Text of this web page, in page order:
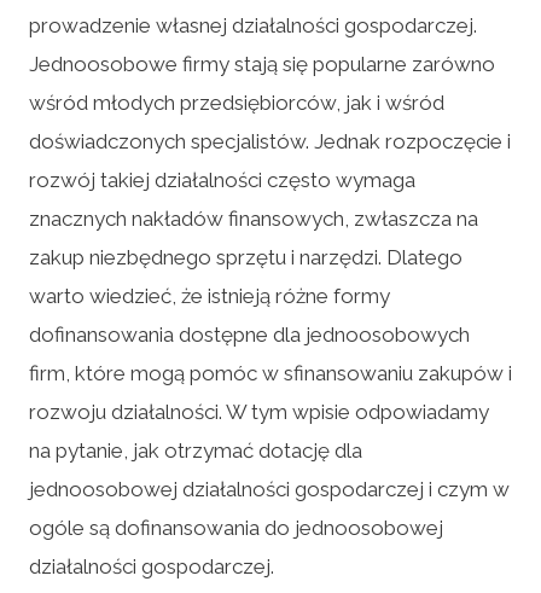
prowadzenie własnej działalności gospodarczej.
Jednoosobowe firmy stają się popularne zarówno
wśród młodych przedsiębiorców, jak i wśród
doświadczonych specjalistów. Jednak rozpoczęcie i
rozwój takiej działalności często wymaga
znacznych nakładów finansowych, zwłaszcza na
zakup niezbędnego sprzętu i narzędzi. Dlatego
warto wiedzieć, że istnieją różne formy
dofinansowania dostępne dla jednoosobowych
firm, które mogą pomóc w sfinansowaniu zakupów i
rozwoju działalności. W tym wpisie odpowiadamy
na pytanie, jak otrzymać dotację dla
jednoosobowej działalności gospodarczej i czym w
ogóle są dofinansowania do jednoosobowej
działalności gospodarczej.